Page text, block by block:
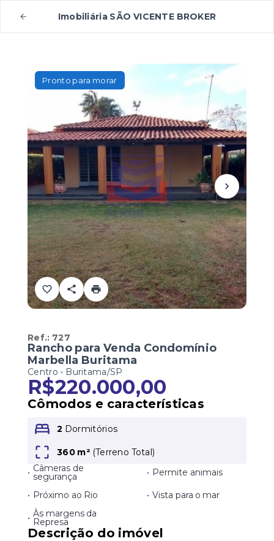
Imobiliária SÃO VICENTE BROKER
Pronto para morar
Ref.: 727
Rancho para Venda Condomínio
Marbella Buritama
Centro - Buritama/SP
R$220.000,00
Cômodos e características
2 Dormitórios
360 m² (Terreno Total)
• Câmeras de
segurança • Permite animais
• Próximo ao Rio • Vista para o mar
• Às margens da
Represa
Descrição do imóvel